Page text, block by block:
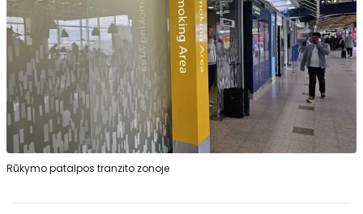
Rūkymo patalpos tranzito zonoje